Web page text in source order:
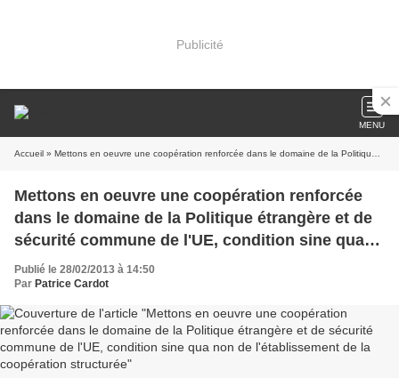
Publicité
MENU
Accueil » Mettons en oeuvre une coopération renforcée dans le domaine de la Politique étrangère et de sécurité commune de l'UE, condition sine qua non de l'établissement de la coopération structurée
Mettons en oeuvre une coopération renforcée
dans le domaine de la Politique étrangère et de
sécurité commune de l'UE, condition sine qua
non de l'établissement de la coopération
structurée
Publié le 28/02/2013 à 14:50
Par Patrice Cardot